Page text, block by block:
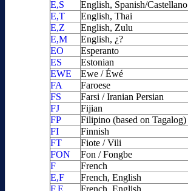
E,S
English, Spanish/Castellano
E,T
English, Thai
E,Z
English, Zulu
E,M
English, ¿?
EO
Esperanto
ES
Estonian
EWE
Ewe / Éwé
FA
Faroese
FS
Farsi / Iranian Persian
FJ
Fijian
FP
Filipino (based on Tagalog)
FI
Finnish
FT
Fiote / Vili
FON
Fon / Fongbe
F
French
E,F
French, English